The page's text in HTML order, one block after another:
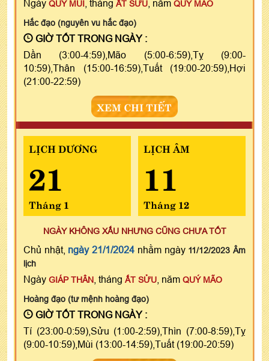
Ngày QUÝ MÙI , tháng ẤT SỬU , năm QUÝ MÃO
Hắc đạo (nguyên vu hắc đạo)
GIỜ TỐT TRONG NGÀY :
Dần (3:00-4:59),Mão (5:00-6:59),Tỵ (9:00-
10:59),Thân (15:00-16:59),Tuất (19:00-20:59),Hợi
(21:00-22:59)
XEM CHI TIẾT
LỊCH DƯƠNG
21
Tháng 1
LỊCH ÂM
11
Tháng 12
NGÀY KHÔNG XẤU NHƯNG CŨNG CHƯA TỐT
Chủ nhật, ngày 21/1/2024 nhằm ngày 11/12/2023 Âm
lịch
Ngày GIÁP THÂN , tháng ẤT SỬU , năm QUÝ MÃO
Hoàng đạo (tư mệnh hoàng đạo)
GIỜ TỐT TRONG NGÀY :
Tí (23:00-0:59),Sửu (1:00-2:59),Thìn (7:00-8:59),Tỵ
(9:00-10:59),Mùi (13:00-14:59),Tuất (19:00-20:59)